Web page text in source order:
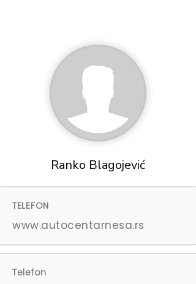
Ranko Blagojević
TELEFON
www.autocentarnesa.rs
Telefon